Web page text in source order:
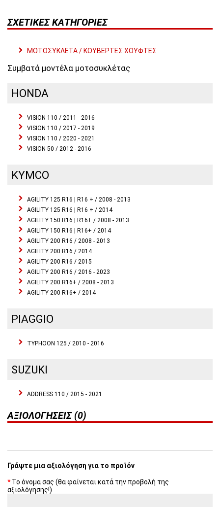
ΣΧΕΤΙΚΈΣ ΚΑΤΗΓΟΡΊΕΣ
ΜΟΤΟΣΥΚΛΕΤΑ / ΚΟΥΒΕΡΤΕΣ ΧΟΥΦΤΕΣ
Συμβατά μοντέλα μοτοσυκλέτας
HONDA
VISION 110 / 2011 - 2016
VISION 110 / 2017 - 2019
VISION 110 / 2020 - 2021
VISION 50 / 2012 - 2016
KYMCO
AGILITY 125 R16 | R16 + / 2008 - 2013
AGILITY 125 R16 | R16 + / 2014
AGILITY 150 R16 | R16+ / 2008 - 2013
AGILITY 150 R16 | R16+ / 2014
AGILITY 200 R16 / 2008 - 2013
AGILITY 200 R16 / 2014
AGILITY 200 R16 / 2015
AGILITY 200 R16 / 2016 - 2023
AGILITY 200 R16+ / 2008 - 2013
AGILITY 200 R16+ / 2014
PIAGGIO
TYPHOON 125 / 2010 - 2016
SUZUKI
ADDRESS 110 / 2015 - 2021
ΑΞΙΟΛΟΓΉΣΕΙΣ (0)
Γράψτε μια αξιολόγηση για το προϊόν
Το όνομα σας (θα φαίνεται κατά την προβολή της
αξιολόγησης!)